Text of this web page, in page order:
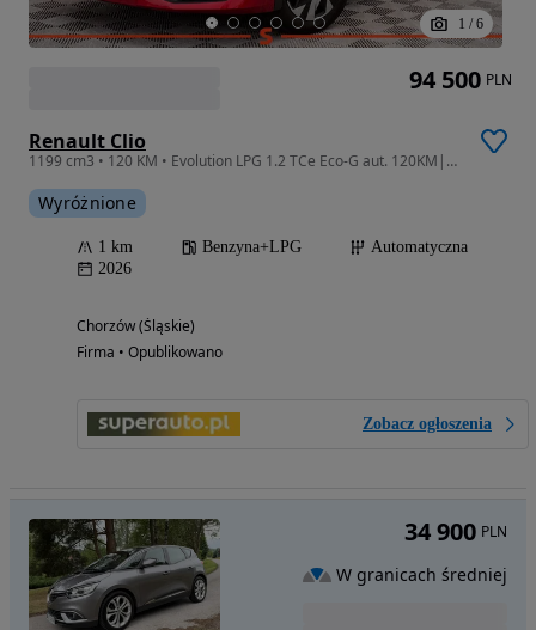
1 / 6
Renault Clio
1199 cm3 • 120 KM • Evolution LPG 1.2 TCe Eco-G aut. 120KM|Kamera cofania
Wyróżnione
1 km Benzyna+LPG
Automatyczna
2026
Chorzów (Śląskie)
Firma • Opublikowano
Zobacz ogłoszenia
94 500 PLN
34 900 PLN
W granicach średniej